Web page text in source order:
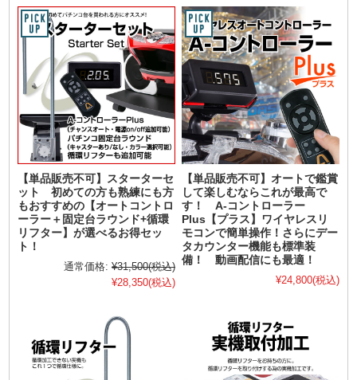
【単品販売不可】スターターセ
ット 初めての方も熟練にも方
もおすすめの【オートコントロ
ーラー＋固定台ラウンド+循環
リフター】が選べるお得セッ
ト！
通常価格: ¥31,500(税込)
¥28,350(税込)
【単品販売不可】オートで鑑賞
して楽しむならこれが最高で
す！ A-コントローラー
Plus【プラス】ワイヤレスリ
モコンで簡単操作！さらにデー
タカウンター機能も標準装
備！ 動画配信にも最適！
¥24,800(税込)